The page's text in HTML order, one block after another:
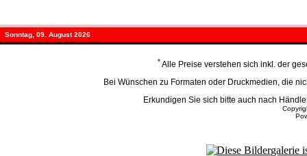
Sonntag, 09. August 2026
*Alle Preise verstehen sich inkl. der
Bei Wünschen zu Formaten oder Druckmedien, die
Erkundigen Sie sich bitte auch nach